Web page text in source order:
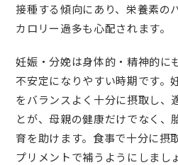
接種する傾向にあり、栄養素の
カロリー過多も心配されます。
妊娠・分娩は身体的・精神的に
不安定になりやすい時期です。
をバランスよく十分に摂取し、
とが、母親の健康だけでなく、
育を助けます。食事で十分に摂
プリメントで補うようにしまし